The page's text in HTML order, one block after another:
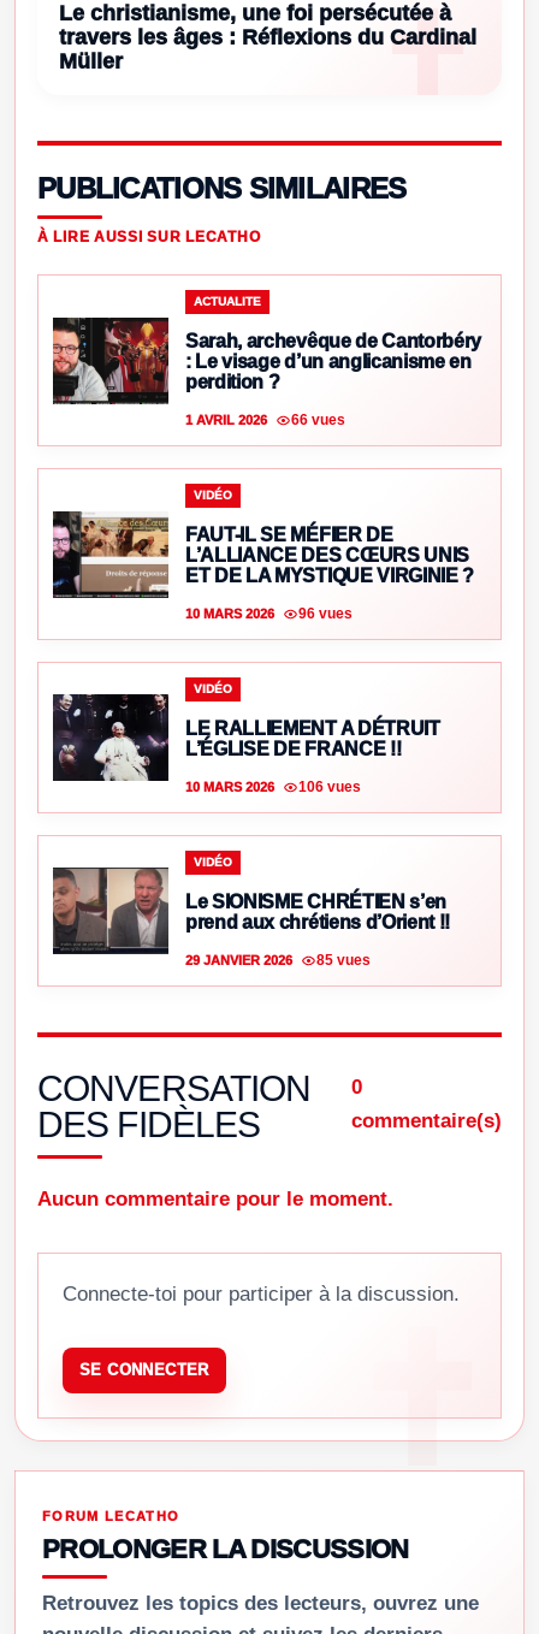
Le christianisme, une foi persécutée à
travers les âges : Réflexions du Cardinal
Müller
PUBLICATIONS SIMILAIRES
À LIRE AUSSI SUR LECATHO
ACTUALITE
Sarah, archevêque de Cantorbéry
: Le visage d’un anglicanisme en
perdition ?
1 AVRIL 2026 66 vues
VIDÉO
FAUT-IL SE MÉFIER DE
L’ALLIANCE DES CŒURS UNIS
ET DE LA MYSTIQUE VIRGINIE ?
10 MARS 2026 96 vues
VIDÉO
LE RALLIEMENT A DÉTRUIT
L’ÉGLISE DE FRANCE !!
10 MARS 2026 106 vues
VIDÉO
Le SIONISME CHRÉTIEN s’en
prend aux chrétiens d’Orient !!
29 JANVIER 2026 85 vues
CONVERSATION
DES FIDÈLES
0
commentaire(s)
Aucun commentaire pour le moment.
Connecte-toi pour participer à la discussion.
SE CONNECTER
FORUM LECATHO
PROLONGER LA DISCUSSION
Retrouvez les topics des lecteurs, ouvrez une